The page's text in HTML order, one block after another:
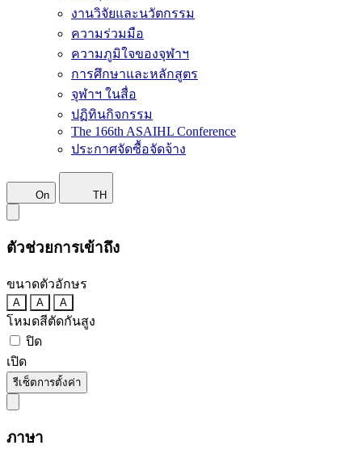
งานวิจัยและนวัตกรรม
ความร่วมมือ
ความภูมิใจของจุฬาฯ
การศึกษาและหลักสูตร
จุฬาฯ ในสื่อ
ปฏิทินกิจกรรม
The 166th ASAIHL Conference
ประกาศจัดซื้อจัดจ้าง
On TH
ตัวช่วยการเข้าถึง
ขนาดตัวอักษร
A A A
โหมดสีตัดกันสูง
ปิด
เปิด
รีเซ็ตการตั้งค่า
ภาษา